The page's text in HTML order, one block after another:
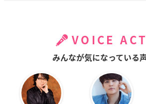
VOICE
みんなが気になっている